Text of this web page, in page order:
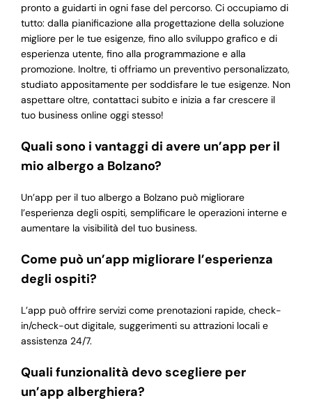
pronto a guidarti in ogni fase del percorso. Ci occupiamo di
tutto: dalla pianificazione alla progettazione della soluzione
migliore per le tue esigenze, fino allo sviluppo grafico e di
esperienza utente, fino alla programmazione e alla
promozione. Inoltre, ti offriamo un preventivo personalizzato,
studiato appositamente per soddisfare le tue esigenze. Non
aspettare oltre, contattaci subito e inizia a far crescere il
tuo business online oggi stesso!
Quali sono i vantaggi di avere un’app per il
mio albergo a Bolzano?
Un’app per il tuo albergo a Bolzano può migliorare
l’esperienza degli ospiti, semplificare le operazioni interne e
aumentare la visibilità del tuo business.
Come può un’app migliorare l’esperienza
degli ospiti?
L’app può offrire servizi come prenotazioni rapide, check-
in/check-out digitale, suggerimenti su attrazioni locali e
assistenza 24/7.
Quali funzionalità devo scegliere per
un’app alberghiera?